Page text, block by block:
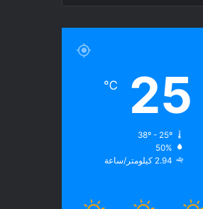
25
℃
38º - 25º
50%
2.94 كيلومتر/ساعة